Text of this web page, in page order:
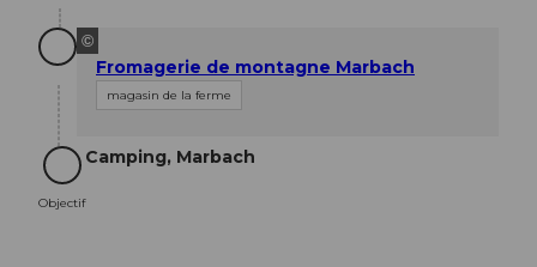
©
Fromagerie de montagne Marbach
magasin de la ferme
Objectif
Objectif
Camping, Marbach